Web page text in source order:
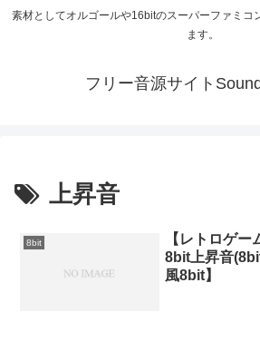
素材としてオルゴールや16bitのスーパーファミコ
ます。
フリー音源サイト
上昇音
8bit
【レトロゲー
8bit上昇音
風8bit】